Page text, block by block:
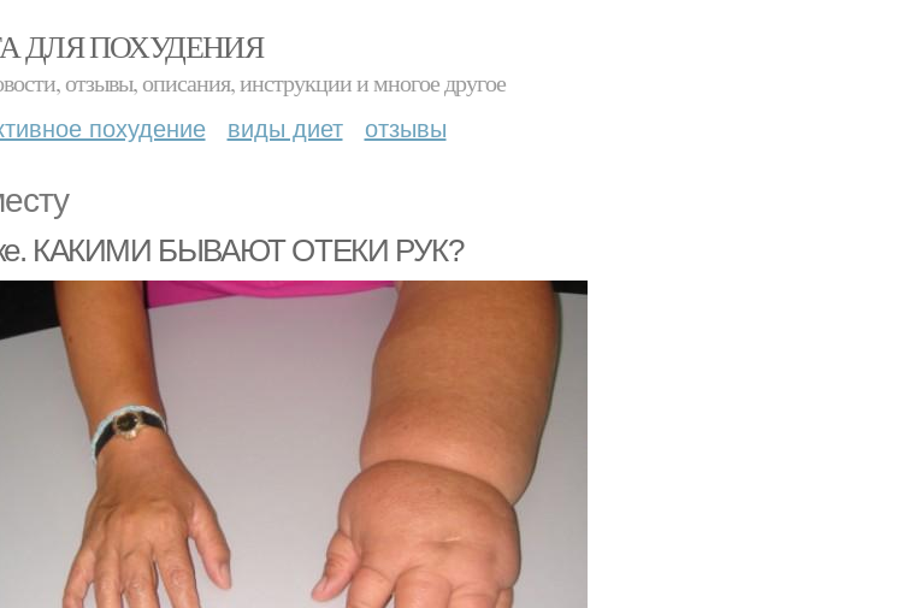
ДЛЯ ПОХУДЕНИЯ
отзывы, описания, инструкции и многое другое
похудение виды диет отзывы
КАКИМИ БЫВАЮТ ОТЕКИ РУК?